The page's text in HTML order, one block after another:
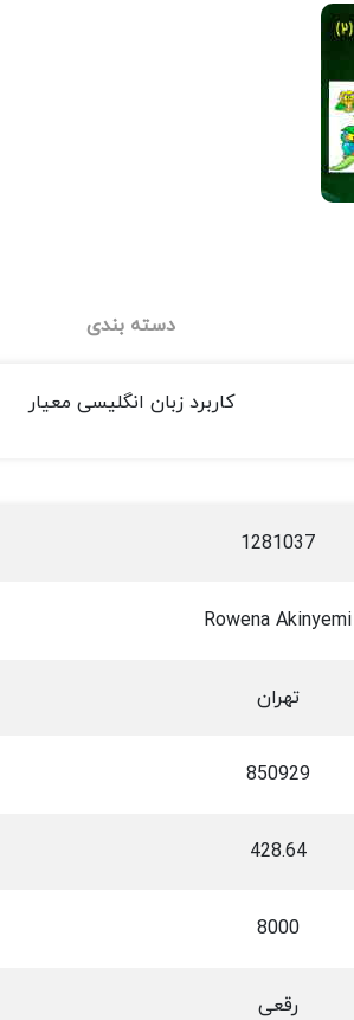
دسته بندی
کاربرد زبان انگلیسی معیار
1281037
Rowena Akinyemi
تهران
850929
428.64
8000
رقعی